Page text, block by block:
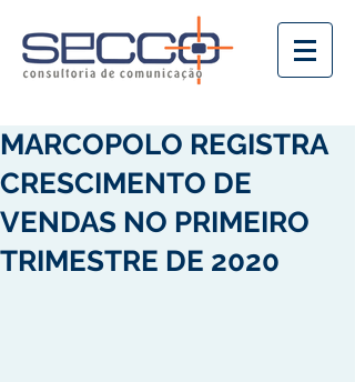
MARCOPOLO REGISTRA
CRESCIMENTO DE
VENDAS NO PRIMEIRO
TRIMESTRE DE 2020